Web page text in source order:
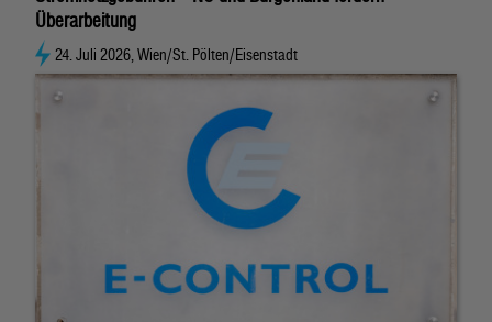
Überarbeitung
24. Juli 2026, Wien/St. Pölten/Eisenstadt